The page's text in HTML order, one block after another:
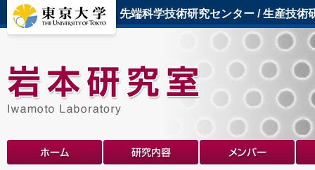
先端科学技術研究センター /生産技術